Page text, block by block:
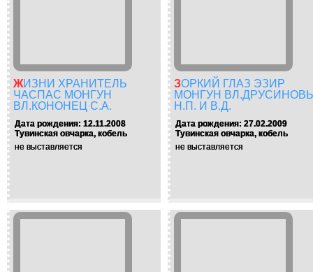
ЖИЗНИ ХРАНИТЕЛЬ
ЧАСПАС МОНГУН
ВЛ.КОНОНЕЦ С.А.
Дата рождения: 12.11.2008
Тувинская овчарка, кобель
не выставляется
ЗОРКИЙ ГЛАЗ ЭЗИР
МОНГУН
Н.П. И В.Д.
Дата рождения: 27.02.2009
Тувинская овчарка, кобель
не выставляется